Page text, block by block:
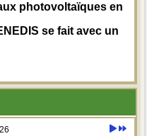
photovoltaïques en
se fait avec un